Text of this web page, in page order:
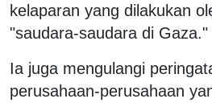
kelaparan yang dilakukan
"saudara-saudara di Gaza."
Ia juga mengulangi
perusahaan-perusahaan